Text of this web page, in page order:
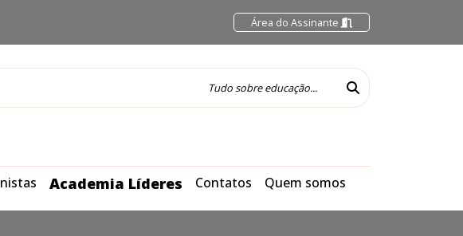
Área do Assinante
Academia Líderes Contatos Quem somos